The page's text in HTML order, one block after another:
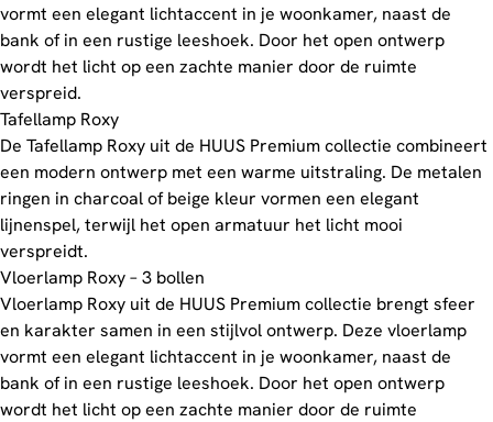
vormt een elegant lichtaccent in je woonkamer, naast de
bank of in een rustige leeshoek. Door het open ontwerp
wordt het licht op een zachte manier door de ruimte
verspreid.
Tafellamp Roxy
De Tafellamp Roxy uit de HUUS Premium collectie combineert
een modern ontwerp met een warme uitstraling. De metalen
ringen in charcoal of beige kleur vormen een elegant
lijnenspel, terwijl het open armatuur het licht mooi
verspreidt.
Vloerlamp Roxy – 3 bollen
Vloerlamp Roxy uit de HUUS Premium collectie brengt sfeer
en karakter samen in een stijlvol ontwerp. Deze vloerlamp
vormt een elegant lichtaccent in je woonkamer, naast de
bank of in een rustige leeshoek. Door het open ontwerp
wordt het licht op een zachte manier door de ruimte